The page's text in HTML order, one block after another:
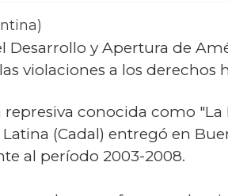
y Apertura de
violaciones a los derechos
conocida como "La
(Cadal) entregó en
al período 2003-2008.